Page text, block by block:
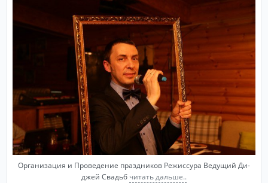
Организация и Проведение праздников Режиссура Ведущий Ди-
джей Свадьб читать дальше..